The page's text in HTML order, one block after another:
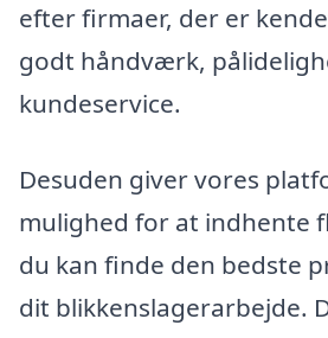
efter firmaer, der er
godt håndværk,
kundeservice.
Desuden giver vores
mulighed for at indhente
du kan finde den bedste
dit blikkenslagerarbejde.